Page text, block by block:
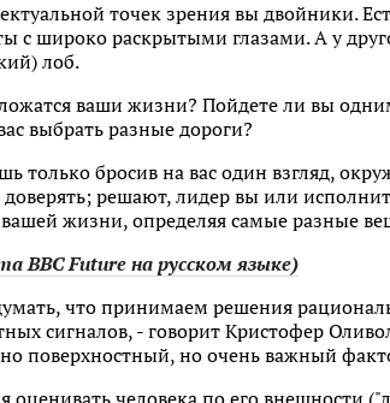
точек зрения вы двойники.
с широко раскрытыми глазами. А у
лоб.
ваши жизни? Пойдете ли вы
выбрать разные дороги?
только бросив на вас один взгляд,
решают, лидер вы или
жизни, определяя самые разные
BBC Future на русском языке)
что принимаем решения
сигналов, - говорит Кристофер
поверхностный, но очень важный
оценивать человека по его внешности